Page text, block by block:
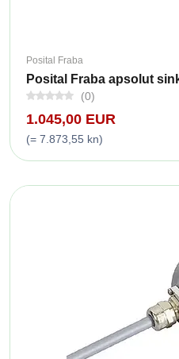
Posital Fraba
Posital Fraba apsolut
(0)
1.045,00 EUR
(= 7.873,55 kn)